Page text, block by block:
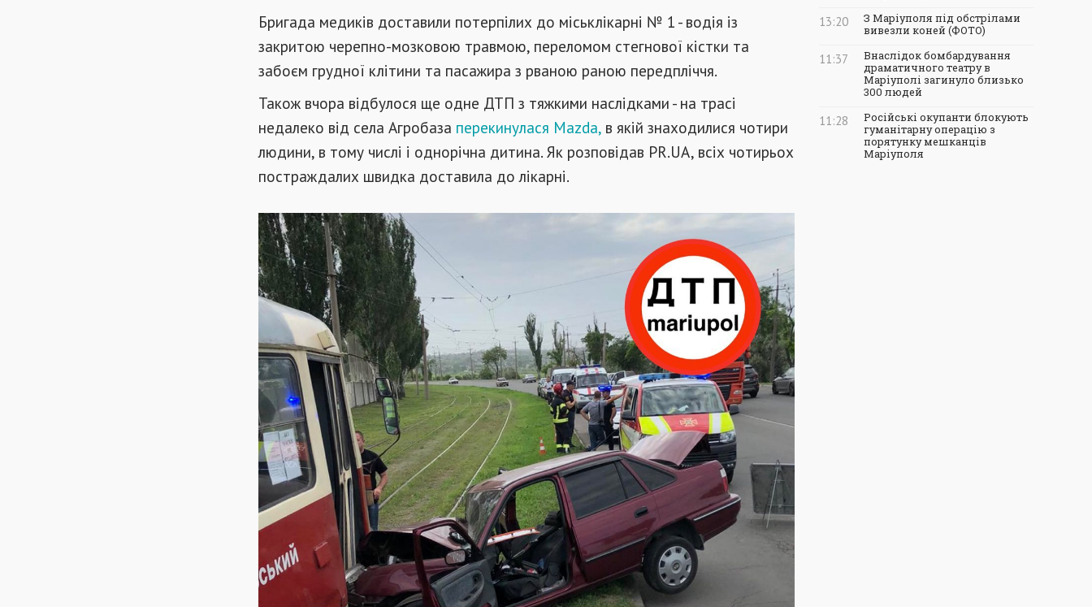
Бригада медиків доставили потерпілих до міськлікарні № 1 - водія із
закритою черепно-мозковою травмою, переломом стегнової кістки та
забоєм грудної клітини та пасажира з рваною раною передпліччя.
Також вчора відбулося ще одне ДТП з тяжкими наслідками - на трасі
недалеко від села Агробаза перекинулася Mazda, в якій знаходилися чотири
людини, в тому числі і однорічна дитина. Як розповідав PR.UA, всіх чотирьох
постраждалих швидка доставила до лікарні.
13:20
З Маріуполя під обстрілами
вивезли коней (ФОТО)
11:37
Внаслідок бомбардування
драматичного театру в
Маріуполі загинуло близько
300 людей
11:28
Російські окупанти блокують
гуманітарну операцію з
порятунку мешканців
Маріуполя